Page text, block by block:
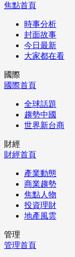
焦點首頁
時事分析
封面故事
今日最新
大家都在看
國際
國際首頁
全球話題
趨勢中國
世界新台商
財經
財經首頁
產業動態
商業趨勢
焦點人物
投資理財
地產風雲
管理
管理首頁